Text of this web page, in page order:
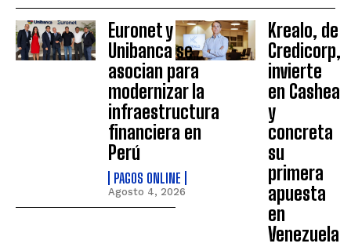
Euronet y
Unibanca se
asocian para
modernizar la
infraestructura
financiera en
Perú
PAGOS ONLINE
Agosto 4, 2026
Krealo, de
Credicorp,
invierte
en Cashea
y
concreta
su
primera
apuesta
en
Venezuela